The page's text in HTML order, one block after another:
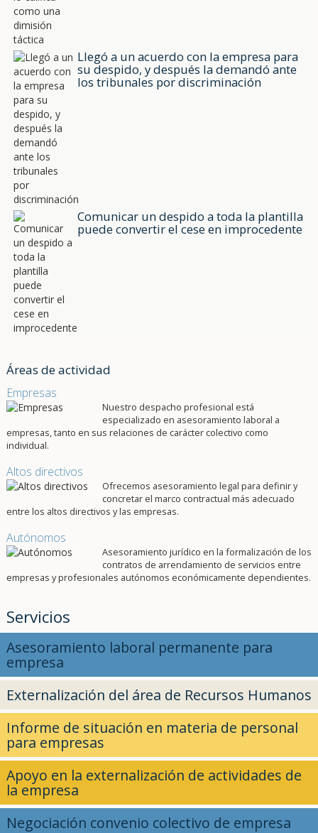
Llegó a un acuerdo con la empresa para
su despido, y después la demandó ante
los tribunales por discriminación
Comunicar un despido a toda la plantilla
puede convertir el cese en improcedente
Áreas de actividad
Empresas
Nuestro despacho profesional está
especializado en asesoramiento laboral a
empresas, tanto en sus relaciones de carácter colectivo como
individual.
Altos directivos
Ofrecemos asesoramiento legal para definir y
concretar el marco contractual más adecuado
entre los altos directivos y las empresas.
Autónomos
Asesoramiento jurídico en la formalización de los
contratos de arrendamiento de servicios entre
empresas y profesionales autónomos económicamente dependientes.
Servicios
Asesoramiento laboral permanente para
empresa
Externalización del área de Recursos Humanos
Informe de situación en materia de personal
para empresas
Apoyo en la externalización de actividades de
la empresa
Negociación convenio colectivo de empresa